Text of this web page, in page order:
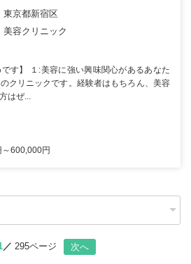
東京都新宿区
美容クリニック
です】 １:美容に強い興味関心があるあなた
クリニックです。経験者はもちろん、美容
はぜ...
～600,000円
295ページ 次へ